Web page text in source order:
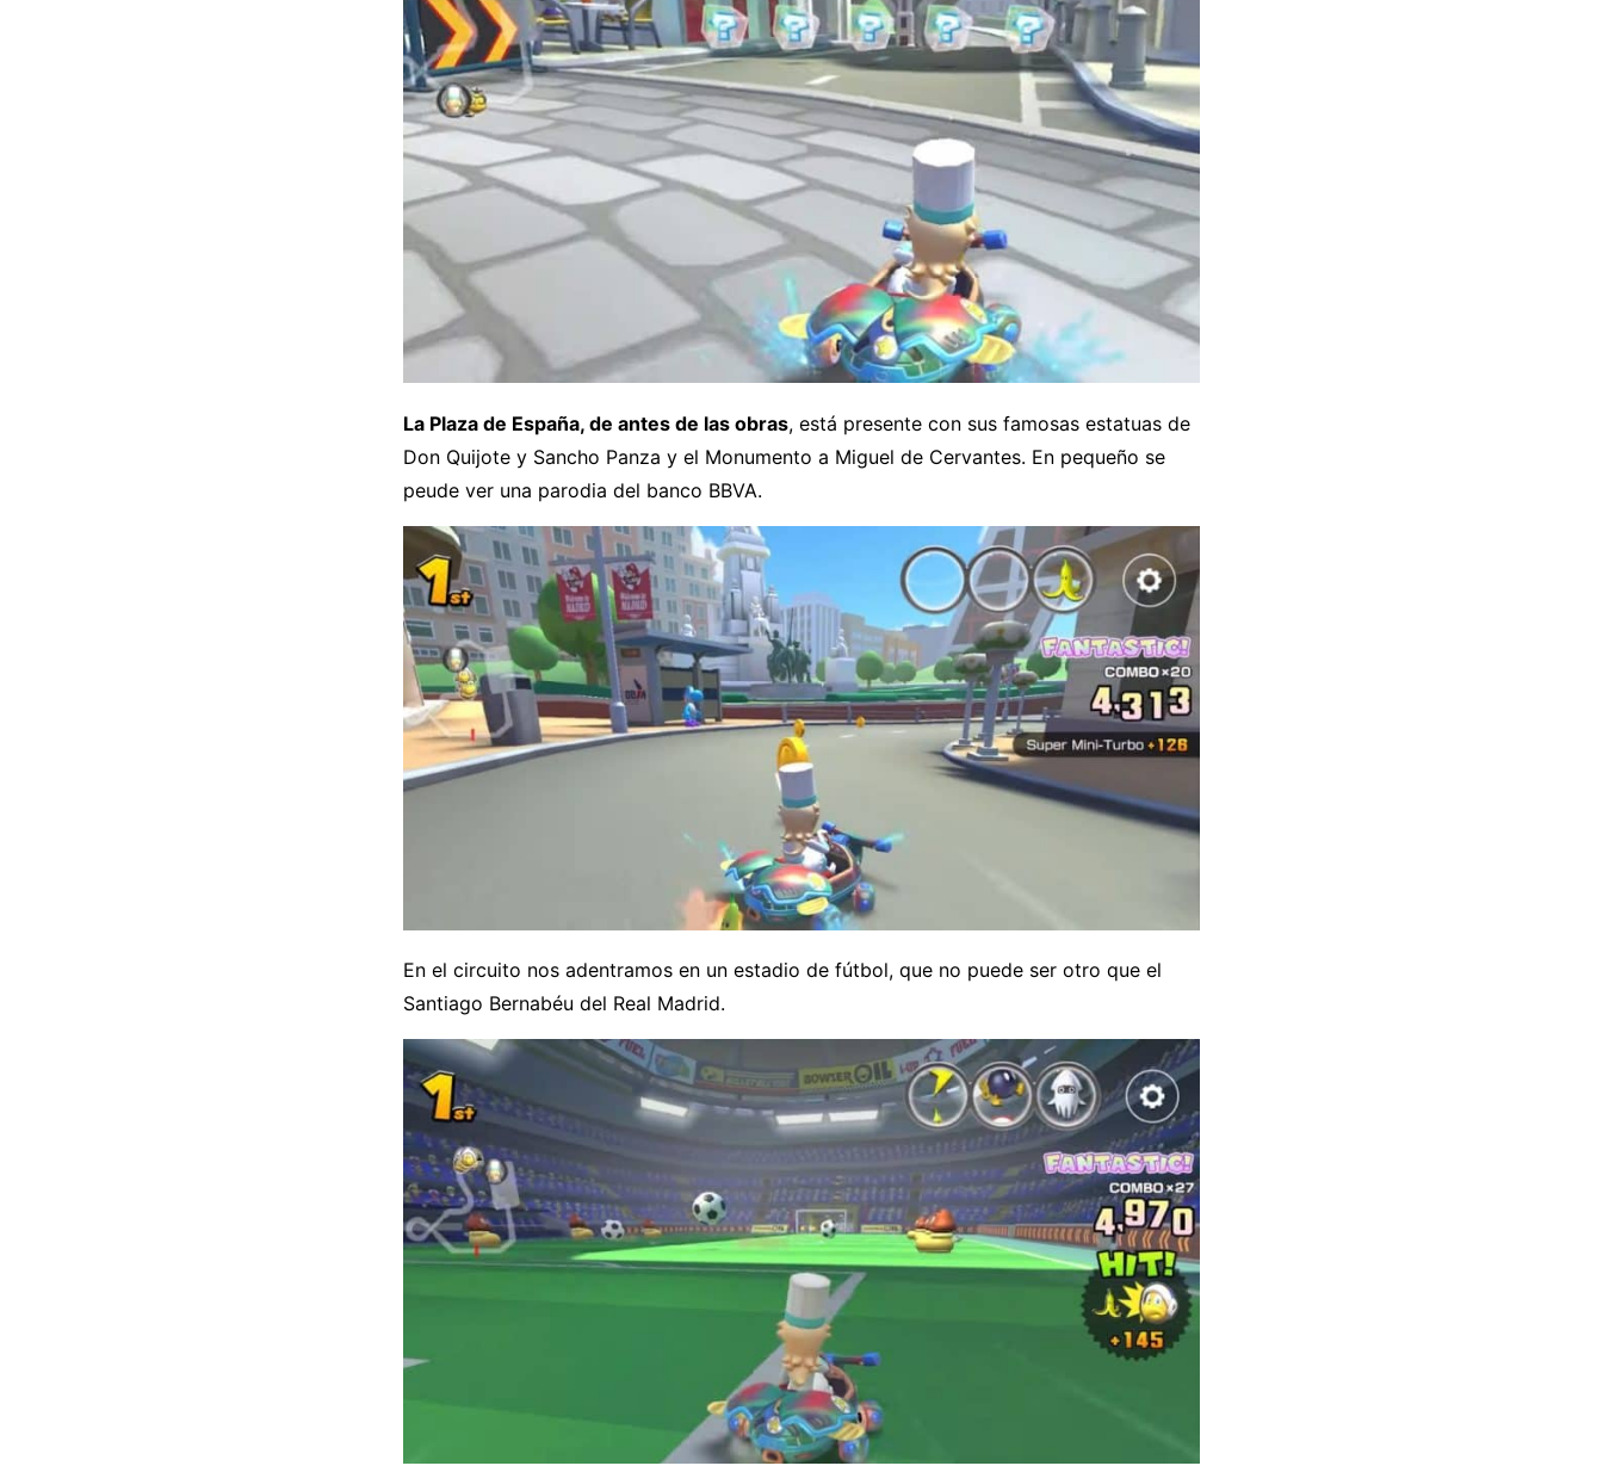
La Plaza de España, de antes de las obras, está presente con sus famosas estatuas de
Don Quijote y Sancho Panza y el Monumento a Miguel de Cervantes. En pequeño se
peude ver una parodia del banco BBVA.
En el circuito nos adentramos en un estadio de fútbol, que no puede ser otro que el
Santiago Bernabéu del Real Madrid.